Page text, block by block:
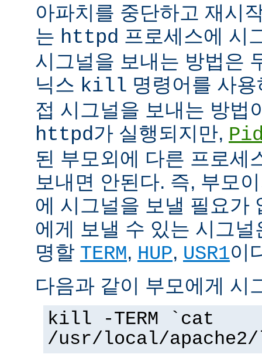
아파치를 중단하고 재시
는 httpd 프로세스에 시
시그널을 보내는 방법은
닉스 kill 명령어를 사
접 시그널을 보내는 방법
httpd가 실행되지만,
된 부모외에 다른 프로세
보내면 안된다. 즉, 부모
에 시그널을 보낼 필요가
에게 보낼 수 있는 시그
명할 TERM, HUP, USR1이
다음과 같이 부모에게 시
kill -TERM `cat
/usr/local/